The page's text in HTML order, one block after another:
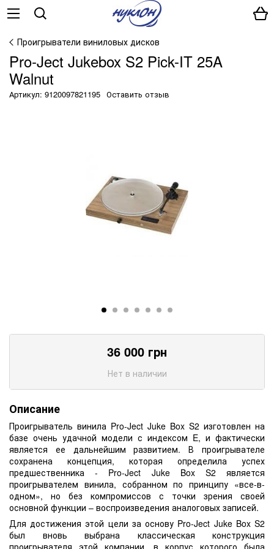
Проигрыватели виниловых дисков
Pro-Ject Jukebox S2 Pick-IT 25A
Walnut
Артикул: 9120097821195 Оставить отзыв
36 000 грн
Нет в наличии
Описание
Проигрыватель винила Pro-Ject Juke Box S2 изготовлен на
базе очень удачной модели с индексом E, и фактически
является ее дальнейшим развитием. В проигрывателе
сохранена концепция, которая определила успех
предшественника - Pro-Ject Juke Box S2 является
проигрывателем винила, собранном по принципу «все-в-
одном», но без компромиссов с точки зрения своей
основной функции – воспроизведения аналоговых записей.
Для достижения этой цели за основу Pro-Ject Juke Box S2
был вновь выбрана классическая конструкция
проигрывателя этой компании, в корпус которого была